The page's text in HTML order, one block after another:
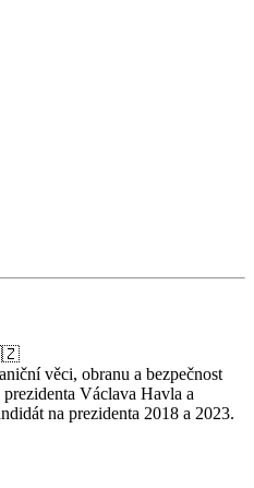
věci, obranu a bezpečnost
Václava Havla a
na prezidenta 2018 a 2023.